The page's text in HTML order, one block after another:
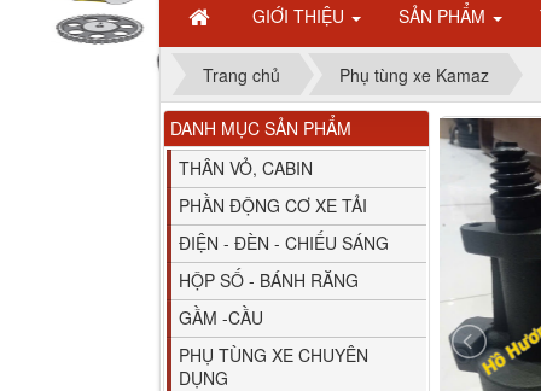
GIỚI THIỆU SẢN PHẨM
Trang chủ Phụ tùng xe Kamaz
DANH MỤC SẢN PHẨM
THÂN VỎ, CABIN
PHẦN ĐỘNG CƠ XE TẢI
ĐIỆN - ĐÈN - CHIẾU SÁNG
HỘP SỐ - BÁNH RĂNG
GẦM -CẦU
PHỤ TÙNG XE CHUYÊN
DỤNG
Bình nước phụ
Chenglong hải âu...